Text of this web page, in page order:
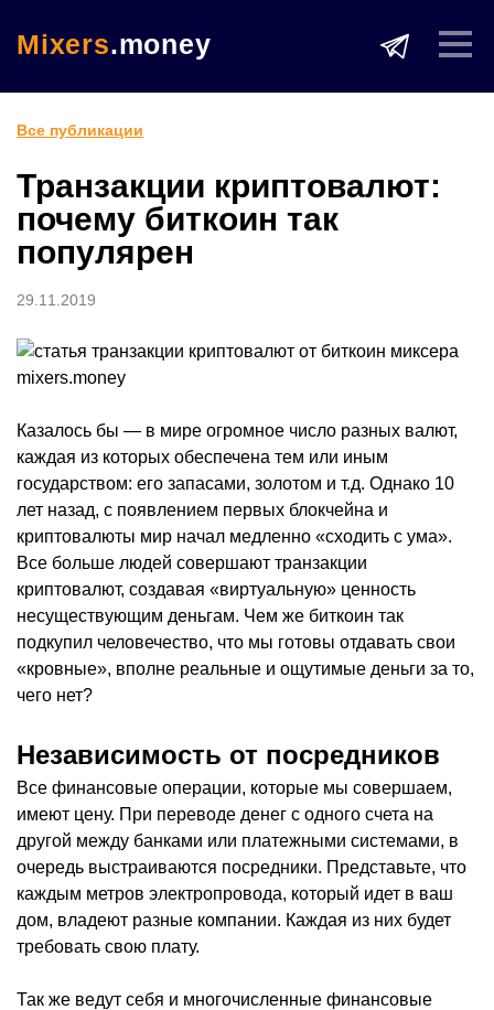
Mixers.money
Все публикации
Транзакции криптовалют:
почему биткоин так
популярен
29.11.2019
Казалось бы — в мире огромное число разных валют,
каждая из которых обеспечена тем или иным
государством: его запасами, золотом и т.д. Однако 10
лет назад, с появлением первых блокчейна и
криптовалюты мир начал медленно «сходить с ума».
Все больше людей совершают транзакции
криптовалют, создавая «виртуальную» ценность
несуществующим деньгам. Чем же биткоин так
подкупил человечество, что мы готовы отдавать свои
«кровные», вполне реальные и ощутимые деньги за то,
чего нет?
Независимость от посредников
Все финансовые операции, которые мы совершаем,
имеют цену. При переводе денег с одного счета на
другой между банками или платежными системами, в
очередь выстраиваются посредники. Представьте, что
каждым метров электропровода, который идет в ваш
дом, владеют разные компании. Каждая из них будет
требовать свою плату.
Так же ведут себя и многочисленные финансовые